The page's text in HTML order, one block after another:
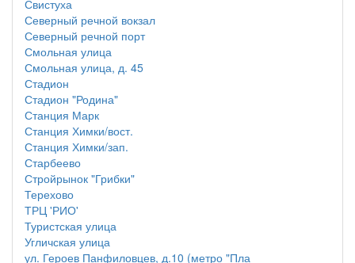
Свистуха
Северный речной вокзал
Северный речной порт
Смольная улица
Смольная улица, д. 45
Стадион
Стадион "Родина"
Станция Марк
Станция Химки/вост.
Станция Химки/зап.
Старбеево
Стройрынок "Грибки"
Терехово
ТРЦ 'РИО'
Туристская улица
Угличская улица
ул. Героев Панфиловцев, д.10 (метро "Пла